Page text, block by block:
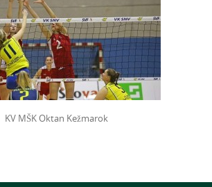
KV MŠK Oktan Kežmarok